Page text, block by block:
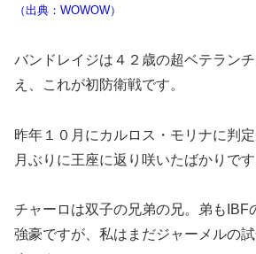
（出典：WOWOW）
バンドレイジは４２歳の超ベテラン
え、これが初防衛戦です。
昨年１０月にカルロス・モリナに判
月ぶりに王座に返り咲いたばかりです
チャーロは双子の兄弟の兄。弟もIBF
強豪ですが、私はまだジャーメルの